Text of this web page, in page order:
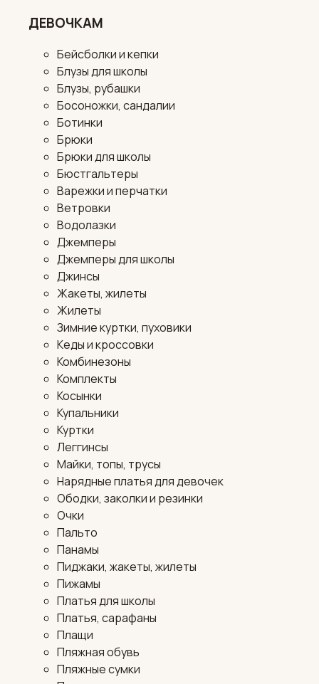
ДЕВОЧКАМ
Бейсболки и кепки
Блузы для школы
Блузы, рубашки
Босоножки, сандалии
Ботинки
Брюки
Брюки для школы
Бюстгальтеры
Варежки и перчатки
Ветровки
Водолазки
Джемперы
Джемперы для школы
Джинсы
Жакеты, жилеты
Жилеты
Зимние куртки, пуховики
Кеды и кроссовки
Комбинезоны
Комплекты
Косынки
Купальники
Куртки
Леггинсы
Майки, топы, трусы
Нарядные платья для девочек
Ободки, заколки и резинки
Очки
Пальто
Панамы
Пиджаки, жакеты, жилеты
Пижамы
Платья для школы
Платья, сарафаны
Плащи
Пляжная обувь
Пляжные сумки